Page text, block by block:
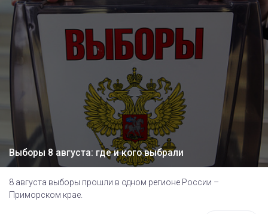
Выборы 8 августа: где и кого выбрали
8 августа выборы прошли в одном регионе России –
Приморском крае.